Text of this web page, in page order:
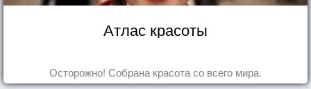
Атлас красоты
Осторожно! Собрана красота со всего мира.